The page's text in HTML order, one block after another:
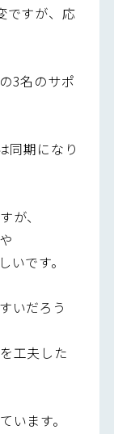
ですが、応
3名のサポ
同期になり
が、
です。
いだろう
工夫した
います。